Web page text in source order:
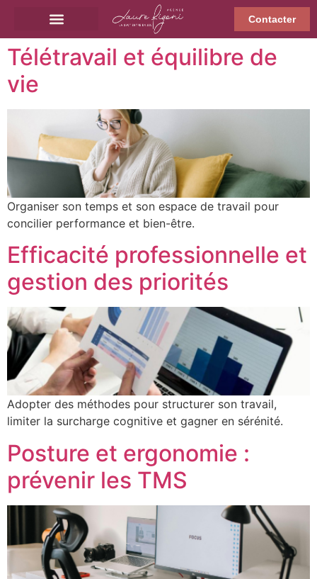
Contacter
Télétravail et équilibre de
vie
Organiser son temps et son espace de travail pour
concilier performance et bien-être.
Efficacité professionnelle et
gestion des priorités
Adopter des méthodes pour structurer son travail,
limiter la surcharge cognitive et gagner en sérénité.
Posture et ergonomie :
prévenir les TMS